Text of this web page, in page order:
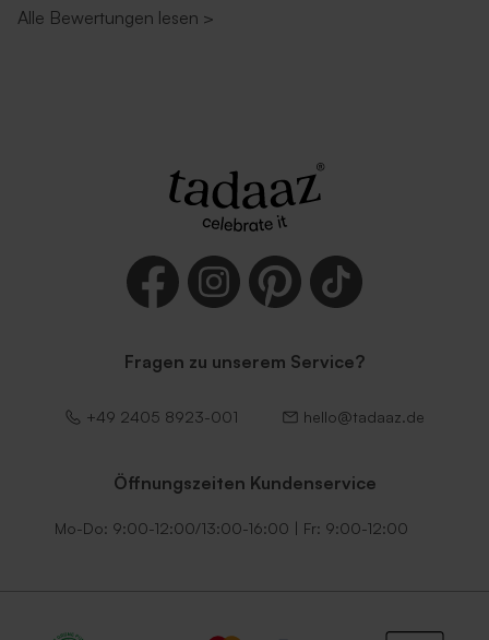
Alle Bewertungen lesen >
Fragen zu unserem Service?
+49 2405 8923-001 hello@tadaaz.de
Öffnungszeiten Kundenservice
Mo-Do: 9:00-12:00/13:00-16:00 | Fr: 9:00-12:00